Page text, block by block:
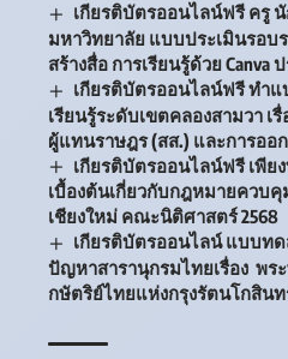
เกียรติบัตรออนไลน์ฟรี ครู
มหาวิทยาลัย แบบประเมินรอบ
สร้างสื่อ การเรียนรู้ด้วย Canva
เกียรติบัตรออนไลน์ฟรี ทำ
เรียนรู้ระดับเขตคลองสามวา เ
ผู้แทนราษฎร (สส.) และการออ
เกียรติบัตรออนไลน์ฟรี เพี
เบื้องต้นเกี่ยวกับกฎหมายควบ
เชียงใหม่ คณะนิติศาสตร์ 2568
เกียรติบัตรออนไลน์ แบบท
ปัญหาสารานุกรมไทยเรื่อง พ
กษัตริย์ไทยแห่งกรุงรัตนโกสินท